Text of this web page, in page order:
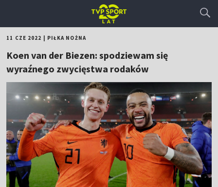
11 CZE 2022 PIŁKA NOŻNA
Koen van der Biezen: spodziewam się
wyraźnego zwycięstwa rodaków